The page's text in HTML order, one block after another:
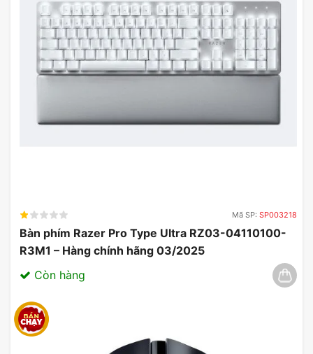
game.
Giao tiếp cực kỳ rõ ràng
Mã SP: SP003218
Bàn phím Razer Pro Type Ultra RZ03-04110100-
R3M1 – Hàng chính hãng 03/2025
Còn hàng